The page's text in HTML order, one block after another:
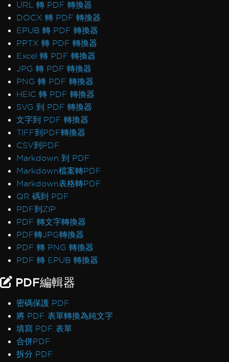
URL 轉 PDF 轉換器
DOCX 轉 PDF 轉換器
EPUB 轉 PDF 轉換器
PPTX 轉 PDF 轉換器
Excel 轉 PDF 轉換器
JPG 轉 PDF 轉換器
PNG 轉 PDF 轉換器
HEIC 轉 PDF 轉換器
SVG 到 PDF 轉換器
文字到 PDF 轉換器
TIFF到PDF轉換器
CSV到PDF
Markdown 到 PDF
Markdown檔案轉PDF
Markdown表格轉PDF
QR 碼到 PDF
PDF到ZIP
PDF 轉文字轉換器
PDF轉JPG轉換器
PDF 轉 PNG 轉換器
PDF 轉 EPUB 轉換器
PDF編輯器
密碼保護 PDF
將 PDF 表單轉換為純文字
填寫 PDF 表單
合併PDF
拆分 PDF